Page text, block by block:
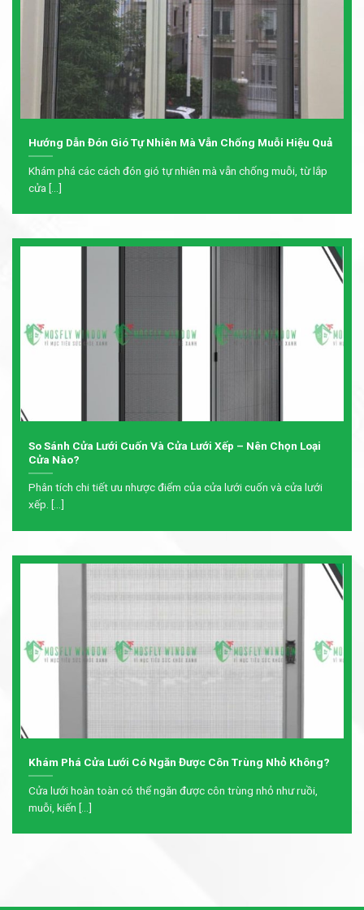
Hướng Dẫn Đón Gió Tự Nhiên Mà Vẫn Chống Muỗi Hiệu Quả
Khám phá các cách đón gió tự nhiên mà vẫn chống muỗi, từ lắp
cửa [...]
So Sánh Cửa Lưới Cuốn Và Cửa Lưới Xếp – Nên Chọn Loại
Cửa Nào?
Phân tích chi tiết ưu nhược điểm của cửa lưới cuốn và cửa lưới
xếp. [...]
Khám Phá Cửa Lưới Có Ngăn Được Côn Trùng Nhỏ Không?
Cửa lưới hoàn toàn có thể ngăn được côn trùng nhỏ như ruồi,
muỗi, kiến [...]